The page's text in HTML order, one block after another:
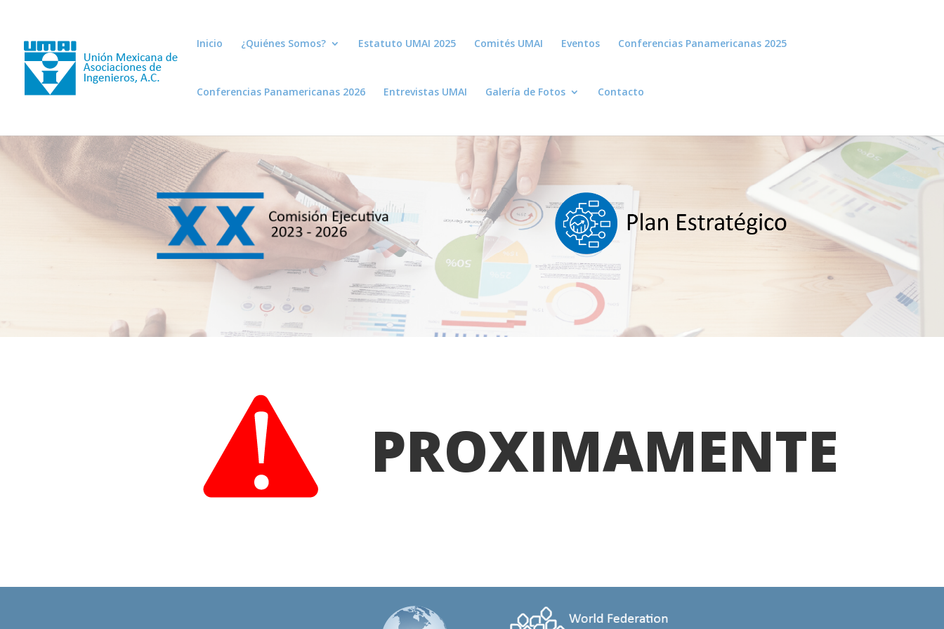
Inicio ¿Quiénes Somos? Estatuto UMAI 2025 Comités UMAI Eventos Conferencias Panamericanas 2025
Conferencias Panamericanas 2026 Entrevistas UMAI Galería de Fotos Contacto
PROXIMAMENTE